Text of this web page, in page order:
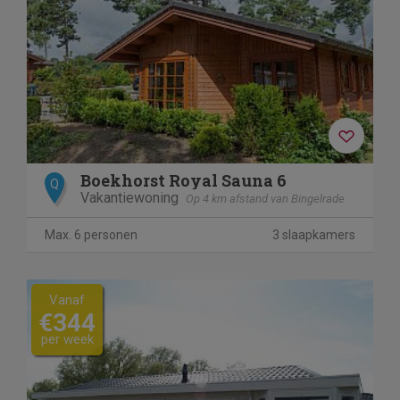
Q Boekhorst Royal Sauna 6
Vakantiewoning Op 4 km afstand van Bingelrade
Max. 6 personen 3 slaapkamers
Vanaf
€344
per week